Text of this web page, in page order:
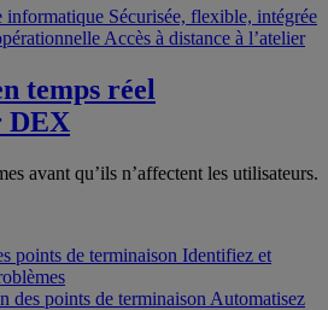
informatique Sécurisée, flexible, intégrée
Accès à distance à l’atelier
temps réel
DEX
avant qu’ils n’affectent les utilisateurs.
points de terminaison Identifiez et
des points de terminaison Automatisez